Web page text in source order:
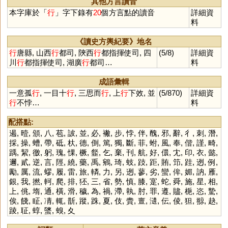
本字庫於「行」字下錄有20個方言點的讀音
詳細資
料
《讀史方輿紀要》地名
行唐縣, 山西行都司, 陝西行都指揮使司, 四
川 行都指揮使司, 湖廣行都司…
(5/8)
詳細資
料
成語彙輯
一意孤行, 一目十行, 三思而行, 上行下效, 並
行不悖…
(5/870)
詳細資
料
配搭點:
遏, 曀, 頒, 八, 苞, 詖, 並, 必, 襒, 步,悖, 伴, 醜, 邪, 辭, 彳 , 刺 , 潛,
採, 操, 螬, 帶, 砥, 杕, 德, 倒, 篤, 獨, 斷, 菲, 蚹, 風, 奉, 偕, 謹, 畸,
踽, 絜, 徼, 躬, 瑰,惈, 橛, 韰, 乞, 棄, 刊 , 航, 好, 儇, 冘, 印, 衣, 懿,
邇, 貳, 逆, 言, 陘, 繞, 藥, 禹, 鵷, 琦, 蚑, 跂, 距, 賄, 笻, 跬, 迾 ,例,
勵, 厲, 流, 蟉, 履, 雷, 旅, 轔, 力, 另, 迾 , 蓼, 劣, 蠻, 侔, 媚, 訥, 雁,
銀, 我, 撚, 軻, 爬, 排, 狉, 三, 省, 勢,慎, 膝, 寔, 蛇, 舜, 施, 星, 相,
上, 佻, 堶, 通, 橫, 滑, 穢, 為, 禍, 滯, 執, 肘, 罪, 遵, 贐, 梔, 恣, 騺,
俟, 餞, 眐, 凊, 輒, 斮, 蹤, 跦, 夏, 伎, 賮, 亶, 瀢, 伝, 倰, 狚, 翞, 赽,
踜, 聇, 蜳, 螴, 螑, 夊